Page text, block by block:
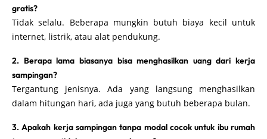
gratis?
Tidak selalu. Beberapa mungkin butuh biaya kecil untuk
internet, listrik, atau alat pendukung.
2. Berapa lama biasanya bisa menghasilkan uang dari kerja
sampingan?
Tergantung jenisnya. Ada yang langsung menghasilkan
dalam hitungan hari, ada juga yang butuh beberapa bulan.
3. Apakah kerja sampingan tanpa modal cocok untuk ibu rumah